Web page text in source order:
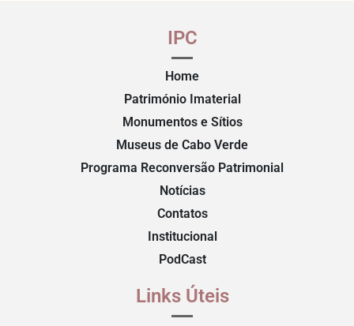
IPC
Home
Património Imaterial
Monumentos e Sítios
Museus de Cabo Verde
Programa Reconversão Patrimonial
Notícias
Contatos
Institucional
PodCast
Links Úteis